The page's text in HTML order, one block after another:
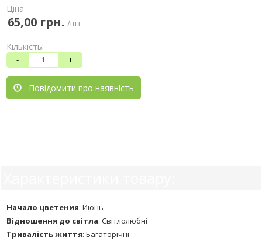
Ціна :
65,00 грн. /шт
Кількість:
- +
Повідомити про наявність
Начало цветения: Июнь
Відношення до світла: Світлолюбні
Тривалість життя: Багаторічні